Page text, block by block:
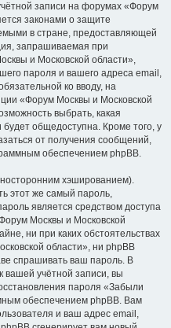
записи на форумах «Форум
законами о защите
в стране, предоставляющей
запрашиваемая при
и Московской области»,
пароля и вашего адреса email,
ко вводу, на
«Форум Москвы и Московской
выбрать, какая
общедоступна. Кроме того, у
от получения сообщений,
обеспечением phpBB.
хэшированием).
этот же самый пароль,
является средством доступа
Москвы и Московской
ни при каких обстоятельствах
области», ни phpBB
спрашивать ваш пароль. В
вашей учётной записи, вы
пароля «Забыли
обеспечением phpBB. Вам
и ваш адрес email,